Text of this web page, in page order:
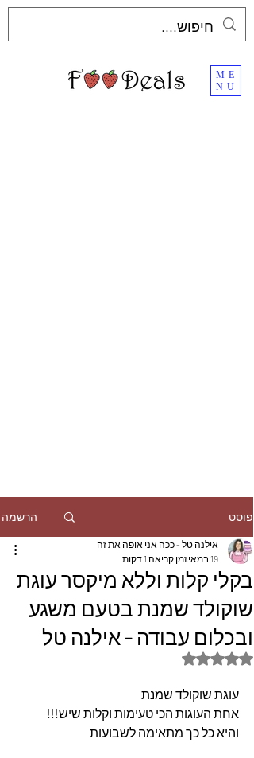
ME
NU
פוסט הרשמה
בקלי קלות וללא מיקסר עוגת
שוקולד שמנת בטעם משגע
ובכלום עבודה - אילנה טל
אילנה טל - ככה אני אופה את זה
19 במאי
זמן קריאה 1 דקות
דירוג של NaN מתוך 5 כוכבים
עוגת שוקולד שמנת
אחת העוגות הכי טעימות וקלות שיש!!!
והיא כל כך מתאימה לשבועות